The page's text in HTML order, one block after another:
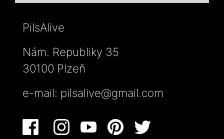
PilsAlive
Nám. Republiky 35
30100 Plzeň
e-mail: pilsalive@gmail.com